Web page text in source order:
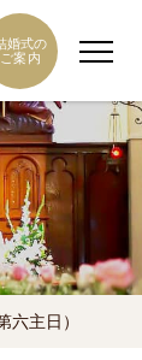
婚式の
ご案内
六主日）